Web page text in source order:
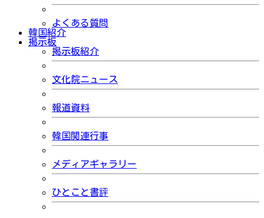
よくある質問
韓国紹介
掲示板
掲示板紹介
文化院ニュース
報道資料
韓国関連行事
メディアギャラリー
ひとこと書評